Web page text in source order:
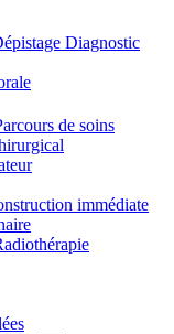
Diagnostic
de soins
immédiate